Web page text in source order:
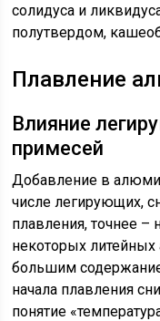
солидуса и
полутвердом,
Плавление
Влияние
примесей
Добавление в
числе легирующих,
плавления, точнее –
некоторых
большим
начала плавления
понятие